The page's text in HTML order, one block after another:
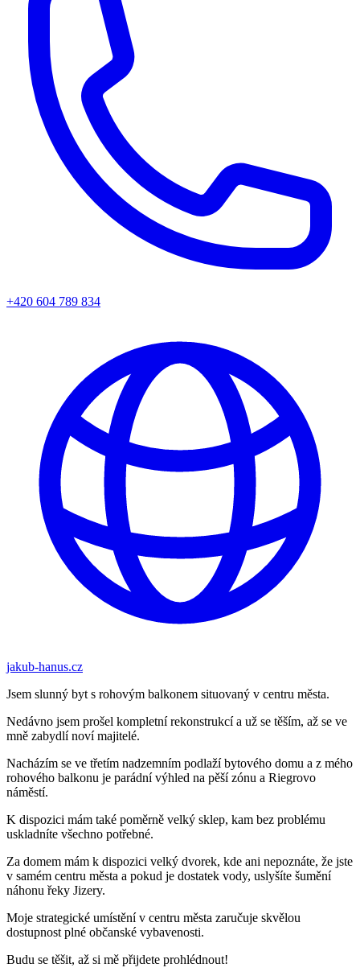
+420 604 789 834
jakub-hanus.cz
Jsem slunný byt s rohovým balkonem situovaný v centru města.
Nedávno jsem prošel kompletní rekonstrukcí a už se těším, až se ve
mně zabydlí noví majitelé.
Nacházím se ve třetím nadzemním podlaží bytového domu a z mého
rohového balkonu je parádní výhled na pěší zónu a Riegrovo
náměstí.
K dispozici mám také poměrně velký sklep, kam bez problému
uskladníte všechno potřebné.
Za domem mám k dispozici velký dvorek, kde ani nepoznáte, že jste
v samém centru města a pokud je dostatek vody, uslyšíte šumění
náhonu řeky Jizery.
Moje strategické umístění v centru města zaručuje skvělou
dostupnost plné občanské vybavenosti.
Budu se těšit, až si mě přijdete prohlédnout!